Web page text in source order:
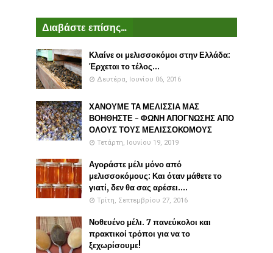
Διαβάστε επίσης...
Κλαίνε οι μελισσοκόμοι στην Ελλάδα:
Έρχεται το τέλος...
Δευτέρα, Ιουνίου 06, 2016
ΧΑΝΟΥΜΕ ΤΑ ΜΕΛΙΣΣΙΑ ΜΑΣ
ΒΟΗΘΗΣΤΕ - ΦΩΝΗ ΑΠΟΓΝΩΣΗΣ ΑΠΟ
ΟΛΟΥΣ ΤΟΥΣ ΜΕΛΙΣΣΟΚΟΜΟΥΣ
Τετάρτη, Ιουνίου 19, 2019
Αγοράστε μέλι μόνο από
μελισσοκόμους: Και όταν μάθετε το
γιατί, δεν θα σας αρέσει....
Τρίτη, Σεπτεμβρίου 27, 2016
Νοθευένο μέλι. 7 πανεύκολοι και
πρακτικοί τρόποι για να το
ξεχωρίσουμε!